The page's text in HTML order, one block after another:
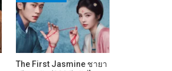
The First Jasmine ชายา